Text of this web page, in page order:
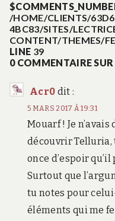
/HOME/CLIENTS/
4BC83/SITES/
CONTENT/THEMES/
LINE 39
0 COMMENTAIRE SUR
Acr0 dit :
5 MARS 2017 À 19:31
Mouarf ! Je
découvrir Telluria,
once d’espoir
Surtout que
tu notes pour
éléments qui me